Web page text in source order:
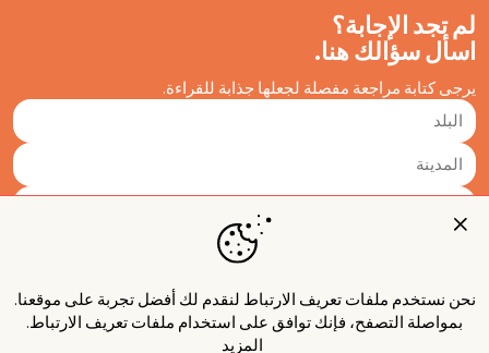
لم تجد الإجابة؟
اسأل سؤالك هنا.
يرجى كتابة مراجعة مفصلة لجعلها جذابة للقراءة.
نحن نستخدم ملفات تعريف الارتباط لنقدم لك أفضل تجربة على موقعنا.
بمواصلة التصفح، فإنك توافق على استخدام ملفات تعريف الارتباط.
المزيد